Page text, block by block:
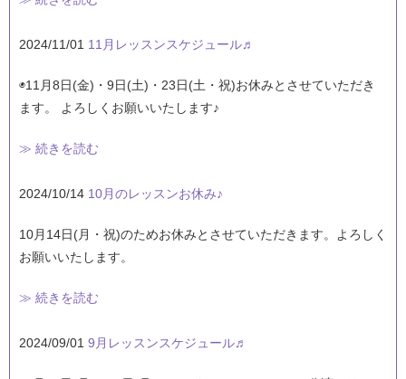
2024/11/01 11月レッスンスケジュール♬
◉11月8日(金)・9日(土)・23日(土・祝)お休みとさせていただき
ます。 よろしくお願いいたします♪
≫ 続きを読む
2024/10/14 10月のレッスンお休み♪
10月14日(月・祝)のためお休みとさせていただきます。よろしく
お願いいたします。
≫ 続きを読む
2024/09/01 9月レッスンスケジュール♬